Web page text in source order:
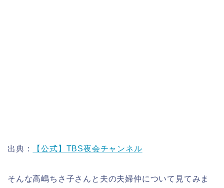
出典： 【公式】TBS夜会チャンネル
そんな高嶋ちさ子さんと夫の夫婦仲について見てみま